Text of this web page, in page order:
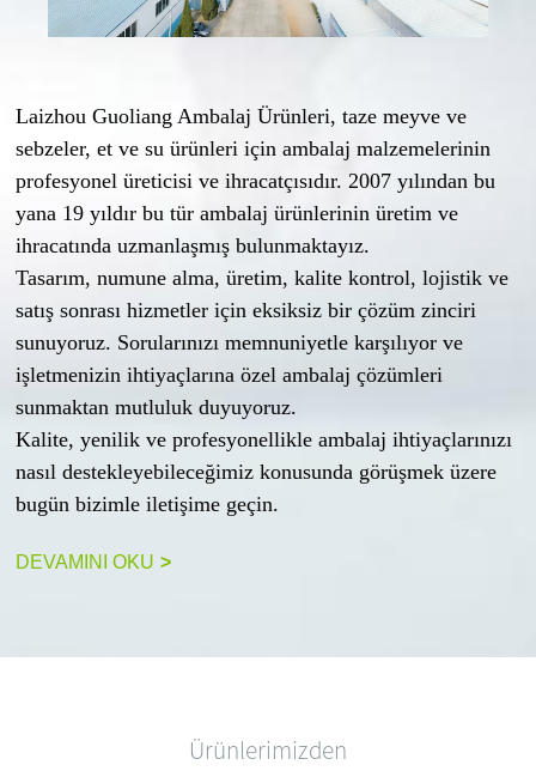
Laizhou Guoliang Ambalaj Ürünleri, taze meyve ve
sebzeler, et ve su ürünleri için ambalaj malzemelerinin
profesyonel üreticisi ve ihracatçısıdır. 2007 yılından bu
yana 19 yıldır bu tür ambalaj ürünlerinin üretim ve
ihracatında uzmanlaşmış bulunmaktayız.
Tasarım, numune alma, üretim, kalite kontrol, lojistik ve
satış sonrası hizmetler için eksiksiz bir çözüm zinciri
sunuyoruz. Sorularınızı memnuniyetle karşılıyor ve
işletmenizin ihtiyaçlarına özel ambalaj çözümleri
sunmaktan mutluluk duyuyoruz.
Kalite, yenilik ve profesyonellikle ambalaj ihtiyaçlarınızı
nasıl destekleyebileceğimiz konusunda görüşmek üzere
bugün bizimle iletişime geçin.
DEVAMINI OKU >
Ürünlerimizden